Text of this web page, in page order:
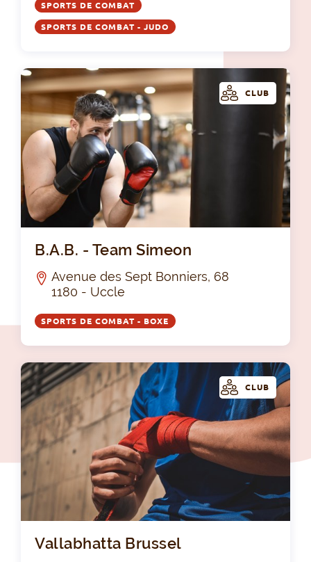
SPORTS DE COMBAT
SPORTS DE COMBAT - JUDO
CLUB
B.A.B. - Team Simeon
Avenue des Sept Bonniers, 68
1180 - Uccle
SPORTS DE COMBAT - BOXE
CLUB
Vallabhatta Brussel